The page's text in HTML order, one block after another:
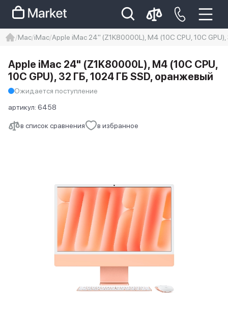
Iphone 14 pro max
айфон 14
Mac iMac Apple iMac 24" (Z1K80000L), M4 (10C CPU, 10C
в список сравнения в избранное
Apple iMac 24" (Z1K80000L), M4 (10C CPU,
10C GPU), 32 ГБ, 1024 ГБ SSD, оранжевый
Ожидается поступление
артикул: 6458